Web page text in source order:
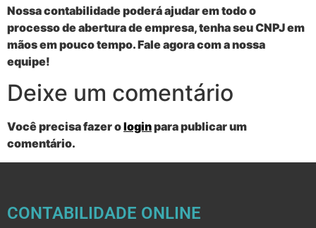
Nossa contabilidade poderá ajudar em todo o
processo de abertura de empresa, tenha seu CNPJ em
mãos em pouco tempo. Fale agora com a nossa
equipe!
Deixe um comentário
Você precisa fazer ologinpara publicar um
comentário.
CONTABILIDADE ONLINE